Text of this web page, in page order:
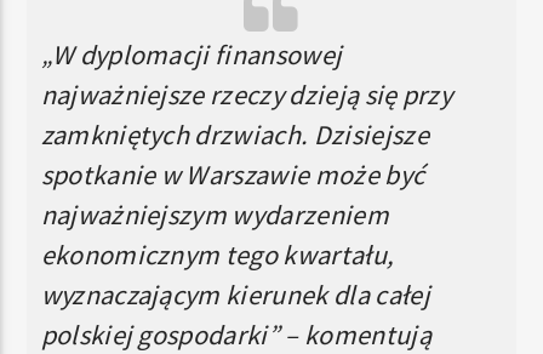
„W dyplomacji finansowej
najważniejsze rzeczy dzieją się przy
zamkniętych drzwiach. Dzisiejsze
spotkanie w Warszawie może być
najważniejszym wydarzeniem
ekonomicznym tego kwartału,
wyznaczającym kierunek dla całej
polskiej gospodarki” – komentują